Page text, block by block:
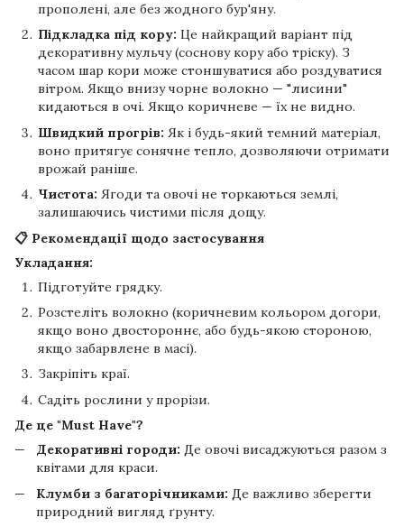
прополені, але без жодного бур'яну.
Підкладка під кору: Це найкращий варіант під
декоративну мульчу (соснову кору або тріску). З
часом шар кори може стоншуватися або роздуватися
вітром. Якщо внизу чорне волокно — "лисини"
кидаються в очі. Якщо коричневе — їх не видно.
Швидкий прогрів: Як і будь-який темний матеріал,
воно притягує сонячне тепло, дозволяючи отримати
врожай раніше.
Чистота: Ягоди та овочі не торкаються землі,
залишаючись чистими після дощу.
📋 Рекомендації щодо застосування
Укладання:
Підготуйте грядку.
Розстеліть волокно (коричневим кольором догори,
якщо воно двостороннє, або будь-якою стороною,
якщо забарвлене в масі).
Закріпіть краї.
Садіть рослини у прорізи.
Де це "Must Have"?
Декоративні городи: Де овочі висаджуються разом з
квітами для краси.
Клумби з багаторічниками: Де важливо зберегти
природний вигляд ґрунту.